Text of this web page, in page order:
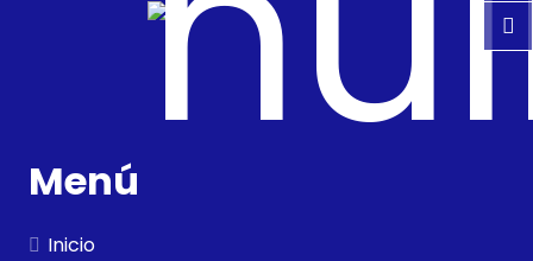
Menú
Inicio